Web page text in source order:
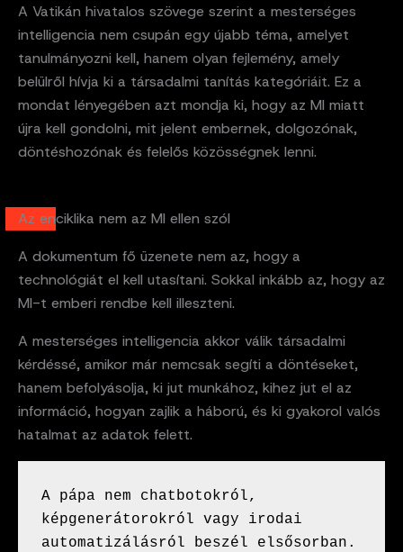
A Vatikán hivatalos szövege szerint a mesterséges
intelligencia nem csupán egy újabb téma, amelyet
tanulmányozni kell, hanem olyan fejlemény, amely
belülről hívja ki a társadalmi tanítás kategóriáit. Ez a
mondat lényegében azt mondja ki, hogy az MI miatt
újra kell gondolni, mit jelent embernek, dolgozónak,
döntéshozónak és felelős közösségnek lenni.
Az enciklika nem az MI ellen szól
A dokumentum fő üzenete nem az, hogy a
technológiát el kell utasítani. Sokkal inkább az, hogy az
MI-t emberi rendbe kell illeszteni.
A mesterséges intelligencia akkor válik társadalmi
kérdéssé, amikor már nemcsak segíti a döntéseket,
hanem befolyásolja, ki jut munkához, kihez jut el az
információ, hogyan zajlik a háború, és ki gyakorol valós
hatalmat az adatok felett.
A pápa nem chatbotokról,
képgenerátorokról vagy irodai
automatizálásról beszél elsősorban.